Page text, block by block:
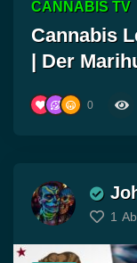
CANNABIS TV
Cannabis
| Der
0
1